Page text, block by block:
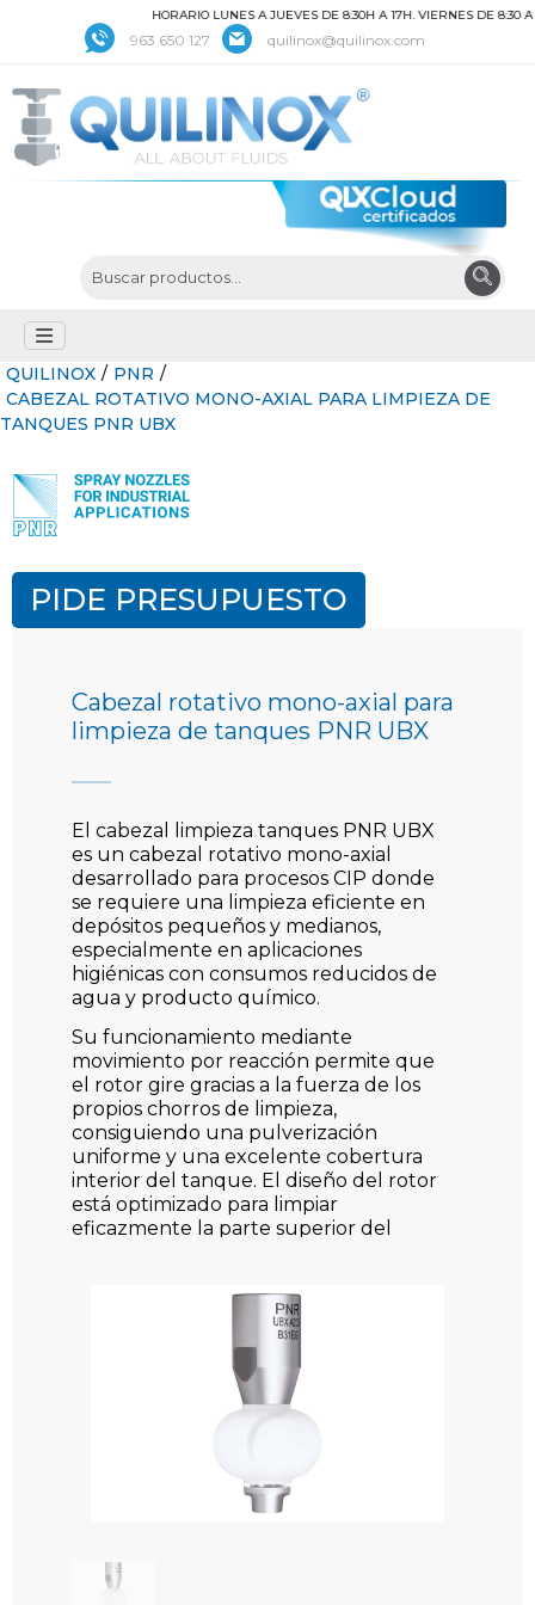
HORARIO LUNES A JUEVES DE 8:30H A 17H. VIERNES DE 8:30 A 15H
963 650 127 quilinox@quilinox.com
QUILINOX / PNR /
CABEZAL ROTATIVO MONO-AXIAL PARA LIMPIEZA DE
TANQUES PNR UBX
PIDE PRESUPUESTO
Cabezal rotativo mono-axial para
limpieza de tanques PNR UBX
El cabezal limpieza tanques PNR UBX
es un cabezal rotativo mono-axial
desarrollado para procesos CIP donde
se requiere una limpieza eficiente en
depósitos pequeños y medianos,
especialmente en aplicaciones
higiénicas con consumos reducidos de
agua y producto químico.
Su funcionamiento mediante
movimiento por reacción permite que
el rotor gire gracias a la fuerza de los
propios chorros de limpieza,
consiguiendo una pulverización
uniforme y una excelente cobertura
interior del tanque. El diseño del rotor
está optimizado para limpiar
eficazmente la parte superior del
zonas más críticas en muchos procesos
Este modelo se utiliza habitualmente
en la industria farmacéutica, cosmética,
alimentaria y de bebidas, siendo
reactores, mezcladores, tanques de
almacenamiento y equipos con
El UBX trabaja en rangos aproximados
entre 2 y 6 bar, permitiendo adaptarse